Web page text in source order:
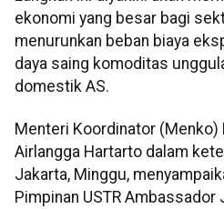
ekonomi yang besar bagi
menurunkan beban biaya
daya saing komoditas
domestik AS.
Menteri Koordinator (Menko)
Airlangga Hartarto dalam
Jakarta, Minggu,
Pimpinan USTR